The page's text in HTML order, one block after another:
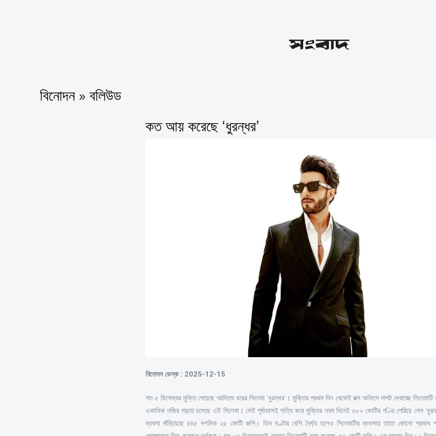
বিনোদন » বলিউড
কত আয় করেছে ‘ধুরন্ধর’
বিনোদন ডেস্ক : 2025-12-15
গত ৫ ডিসেম্বর মুক্তি পেয়েছে আদিত্য ধরের সিনেমা ‘ধুরন্ধর’। মুক্তির প্রথম দিন থেকেই বক্স অফিসে দাপট দেখাচ্ছে
একাধিক নজির গড়তে চলেছে এই সিনেমা। সেই পূর্বাভাসই সত্যি করে মুক্তির নবম দিনেই ৩০০ কোটির গণ্ডি পেরিয়ে গেল
ব্যবসা দাঁড়িয়েছে ৪৪৫ দশমিক ২৫ কোটি রুপি। তিন ঘণ্টার বেশি দৈর্ঘ্য হলেও সিনেমাটির ব্যবসায় তাতে কোনো প্রভাব